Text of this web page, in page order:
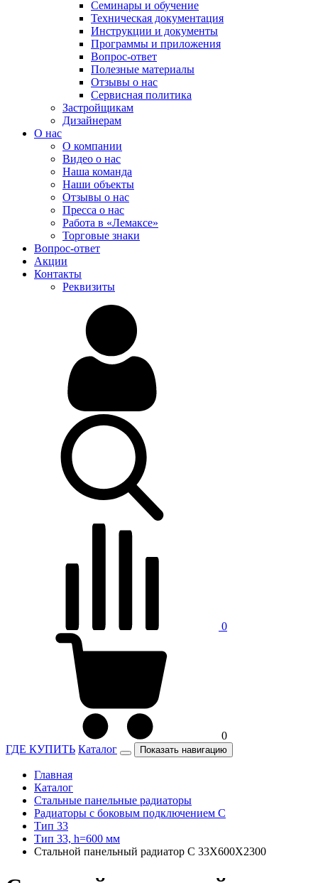
Семинары и обучение
Техническая документация
Инструкции и документы
Программы и приложения
Вопрос-ответ
Полезные материалы
Отзывы о нас
Сервисная политика
Застройщикам
Дизайнерам
О нас
О компании
Видео о нас
Наша команда
Наши объекты
Отзывы о нас
Пресса о нас
Работа в «Лемаксе»
Торговые знаки
Вопрос-ответ
Акции
Контакты
Реквизиты
0
0
ГДЕ КУПИТЬ Каталог Показать навигацию
Главная
Каталог
Стальные панельные радиаторы
Радиаторы c боковым подключением C
Тип 33
Тип 33, h=600 мм
Стальной панельный радиатор C 33X600X2300